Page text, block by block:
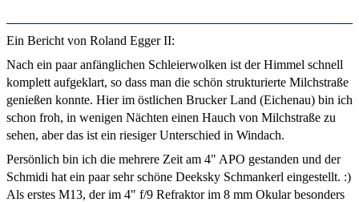
Ein Bericht von Roland Egger II:
Nach ein paar anfänglichen Schleierwolken ist der Himmel schnell
komplett aufgeklart, so dass man die schön strukturierte Milchstraße
genießen konnte. Hier im östlichen Brucker Land (Eichenau) bin ich
schon froh, in wenigen Nächten einen Hauch von Milchstraße zu
sehen, aber das ist ein riesiger Unterschied in Windach.
Persönlich bin ich die mehrere Zeit am 4" APO gestanden und der
Schmidi hat ein paar sehr schöne Deeksky Schmankerl eingestellt. :)
Als erstes M13, der im 4" f/9 Refraktor im 8 mm Okular besonders